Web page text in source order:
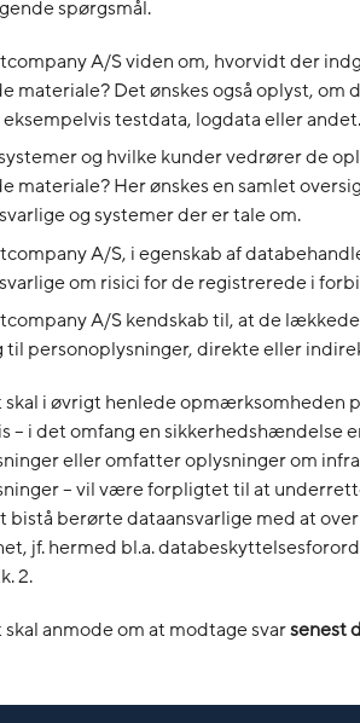
spørgsmål.
A/S viden om, hvorvidt der
materiale? Det ønskes også oplyst, om
testdata, logdata eller andet.
og hvilke kunder vedrører de
materiale? Her ønskes en samlet
og systemer der er tale om.
A/S, i egenskab af
om risici for de registrerede i
A/S kendskab til, at de
til personoplysninger, direkte eller
i øvrigt henlede opmærksomheden
– i det omfang en sikkerhedshændelse
eller omfatter oplysninger om
– vil være forpligtet til at
bistå berørte dataansvarlige med at
jf. hermed bl.a.
2.
anmode om at modtage svarsenest